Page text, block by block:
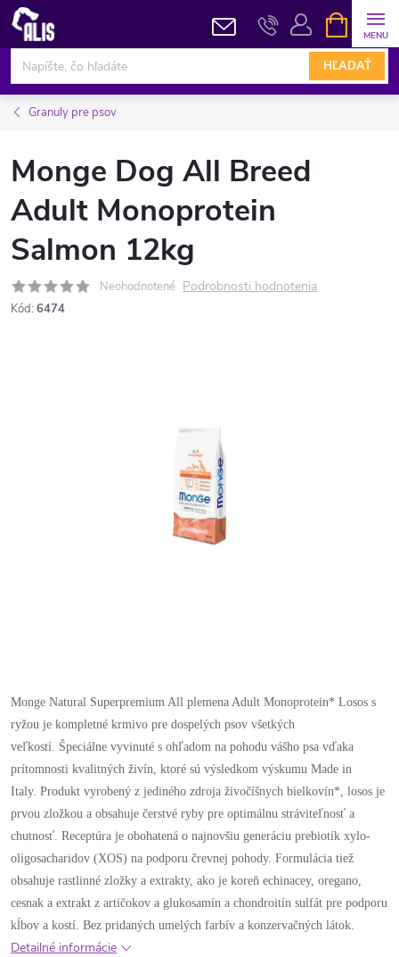
Prejsť
obsah
HĽADAŤ
KOŠÍK
Granuly pre psov
Monge Dog All Breed
Adult Monoprotein
Salmon 12kg
Neohodnotené Podrobnosti hodnotenia
Kód: 6474
Monge Natural Superpremium All plemena Adult Monoprotein* Losos s
ryžou je kompletné krmivo pre dospelých psov všetkých
veľkostí. Špeciálne vyvinuté s ohľadom na pohodu vášho psa vďaka
prítomnosti kvalitných živín, ktoré sú výsledkom výskumu Made in
Italy. Produkt vyrobený z jediného zdroja živočíšnych bielkovín*, losos je
prvou zložkou a obsahuje čerstvé ryby pre optimálnu stráviteľnosť a
chutnosť. Receptúra ​​je obohatená o najnovšiu generáciu prebiotík xylo-
oligosacharidov (XOS) na podporu črevnej pohody. Formulácia tiež
obsahuje rastlinné zložky a extrakty, ako je koreň echinacey, oregano,
cesnak a extrakt z artičokov a glukosamín a chondroitín sulfát pre podporu
kĺbov a kostí. Bez pridaných umelých farbív a konzervačných látok.
Detailné informácie